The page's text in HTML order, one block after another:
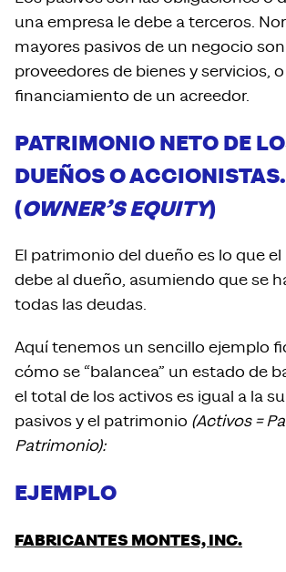
una empresa le debe a terceros.
mayores pasivos de un negocio
proveedores de bienes y servicios, o
financiamiento de un acreedor.
PATRIMONIO NETO DE
DUEÑOS O ACCIONISTAS.
(OWNER’S EQUITY)
El patrimonio del dueño es lo que
debe al dueño, asumiendo que se
todas las deudas.
Aquí tenemos un sencillo ejemplo
cómo se “balancea” un estado de
el total de los activos es igual a la
pasivos y el patrimonio (Activos =
Patrimonio):
EJEMPLO
FABRICANTES MONTES, INC.